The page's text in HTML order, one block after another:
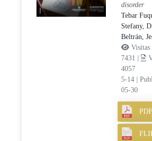
disorder
Tebar
Stefany,
Beltrán,
7431 |
4057
5-14
05-30
PDF